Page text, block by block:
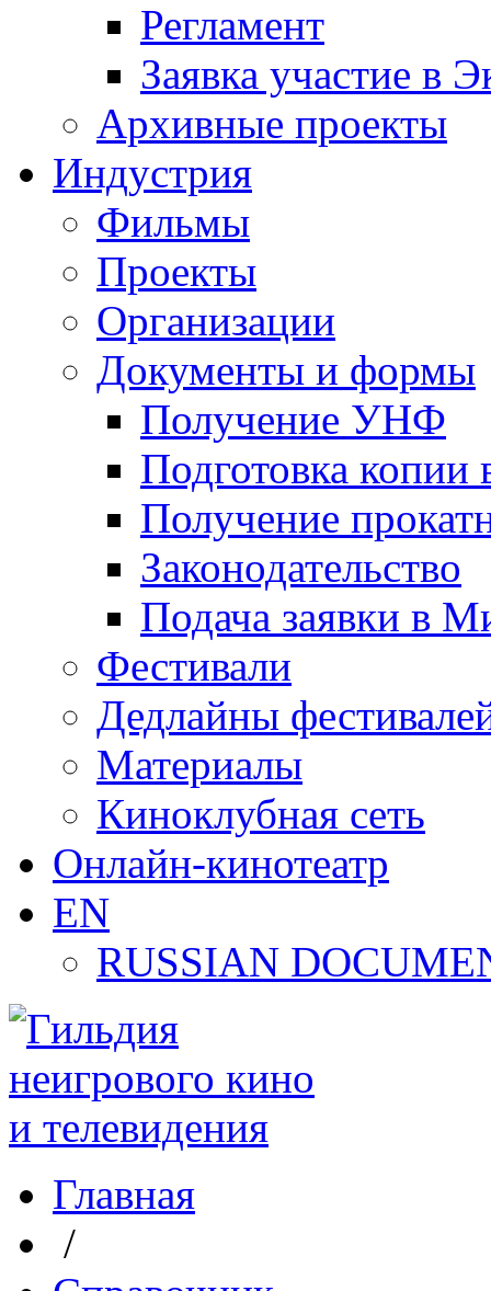
Регламент
Заявка участие в
Архивные проекты
Индустрия
Фильмы
Проекты
Организации
Документы и формы
Получение УНФ
Подготовка копии
Получение
Законодательство
Подача заявки в
Фестивали
Дедлайны
Материалы
Киноклубная сеть
Онлайн-кинотеатр
EN
RUSSIAN
Главная
/